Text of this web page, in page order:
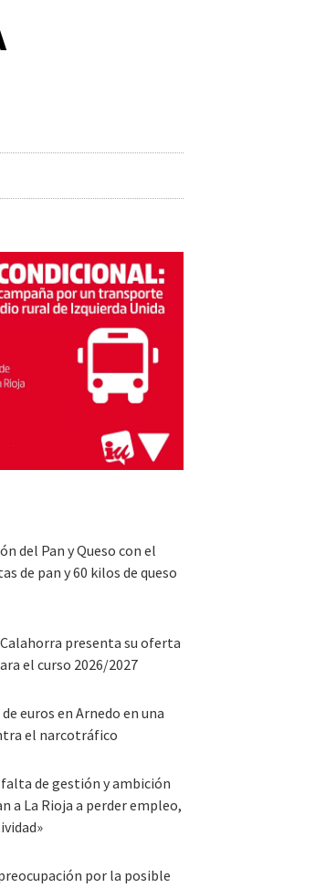
del Pan y Queso con el
de pan y 60 kilos de queso
presenta su oferta
el curso 2026/2027
euros en Arnedo en una
el narcotráfico
de gestión y ambición
a La Rioja a perder empleo,
por la posible